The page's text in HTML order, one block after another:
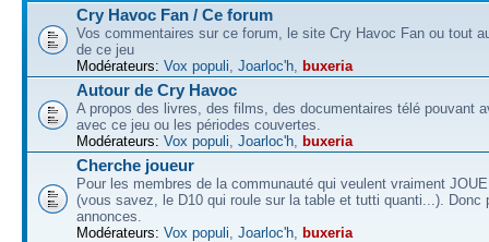
Cry Havoc Fan / Ce forum
Vos commentaires sur ce forum, le site Cry Havoc Fan ou tout
de ce jeu
Modérateurs: Vox populi, Joarloc'h, buxeria
Autour de Cry Havoc
A propos des livres, des films, des documentaires télé pouvant
avec ce jeu ou les périodes couvertes.
Modérateurs: Vox populi, Joarloc'h, buxeria
Cherche joueur
Pour les membres de la communauté qui veulent vraiment
(vous savez, le D10 qui roule sur la table et tutti quanti...). Donc
annonces.
Modérateurs: Vox populi, Joarloc'h, buxeria